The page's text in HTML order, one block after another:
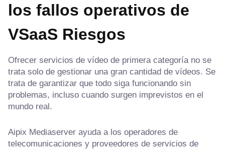
los fallos operativos de
VSaaS Riesgos
Ofrecer servicios de vídeo de primera categoría no se
trata solo de gestionar una gran cantidad de vídeos. Se
trata de garantizar que todo siga funcionando sin
problemas, incluso cuando surgen imprevistos en el
mundo real.
Aipix Mediaserver ayuda a los operadores de
telecomunicaciones y proveedores de servicios de